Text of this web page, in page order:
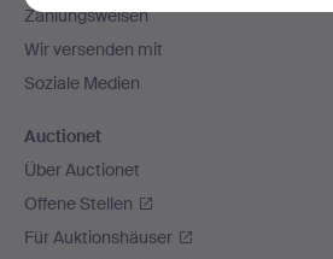
Zahlungsweisen
Wir versenden mit
Soziale Medien
Auctionet
Über Auctionet
Offene Stellen
Für Auktionshäuser